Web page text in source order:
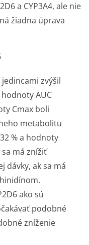
a CYP3A4, ale nie
žiadna úprava
zvýšil
AUC
Cmax boli
metabolitu
% a hodnoty
sa má znížiť
dávky, ak sa má
ako sú
podobné
zníženie